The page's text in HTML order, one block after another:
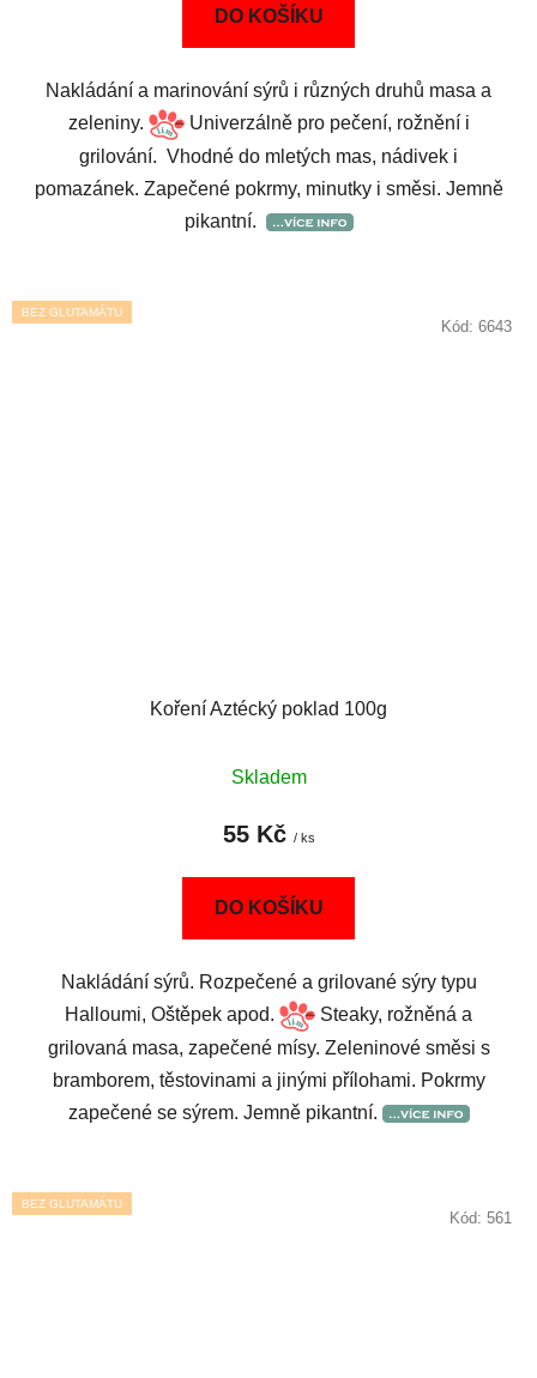
DO KOŠÍKU
Nakládání a marinování sýrů i různých druhů masa a
zeleniny.
Univerzálně pro pečení, rožnění i
grilování. Vhodné do mletých mas, nádivek i
pomazánek. Zapečené pokrmy, minutky i směsi. Jemně
pikantní.
BEZ GLUTAMÁTU
Koření Aztécký poklad 100g
Skladem
55 Kč / ks
DO KOŠÍKU
Nakládání sýrů. Rozpečené a grilované sýry typu
Halloumi, Oštěpek apod.
Steaky, rožněná a
grilovaná masa, zapečené mísy. Zeleninové směsi s
bramborem, těstovinami a jinými přílohami. Pokrmy
zapečené se sýrem. Jemně pikantní.
Kód: 6643
BEZ GLUTAMÁTU
Kód: 561